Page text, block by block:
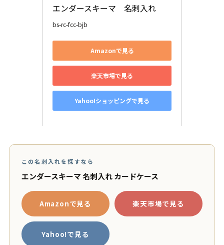
エンダースキーマ　名刺入れ
bs-rc-fcc-bjb
Amazonで見る
楽天市場で見る
Yahoo!ショッピングで見る
この名刺入れを探すなら
エンダースキーマ 名刺入れ カードケース
Amazonで見る 楽天市場で見る
Yahoo!で見る